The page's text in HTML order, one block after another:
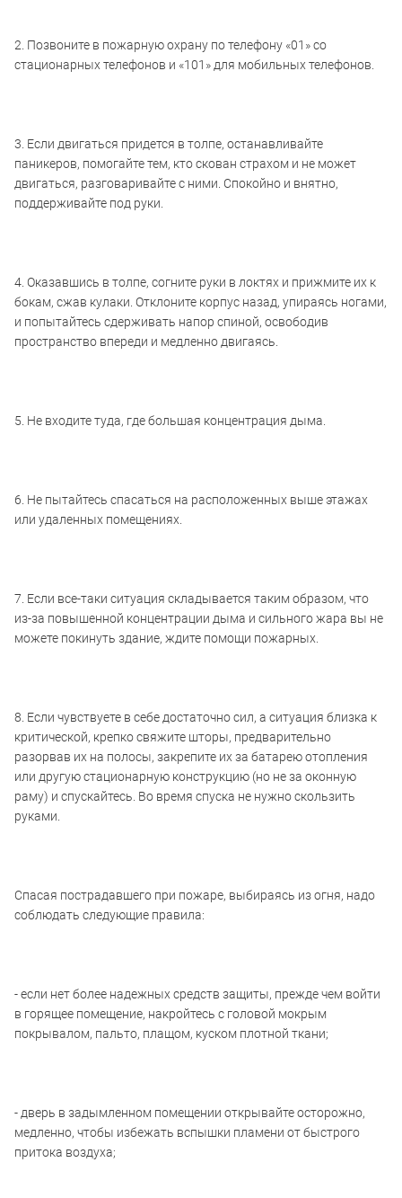
2. Позвоните в пожарную охрану по телефону «01» со
стационарных телефонов и «101» для мобильных телефонов.
3. Если двигаться придется в толпе, останавливайте
паникеров, помогайте тем, кто скован страхом и не может
двигаться, разговаривайте с ними. Спокойно и внятно,
поддерживайте под руки.
4. Оказавшись в толпе, согните руки в локтях и прижмите их к
бокам, сжав кулаки. Отклоните корпус назад, упираясь ногами,
и попытайтесь сдерживать напор спиной, освободив
пространство впереди и медленно двигаясь.
5. Не входите туда, где большая концентрация дыма.
6. Не пытайтесь спасаться на расположенных выше этажах
или удаленных помещениях.
7. Если все-таки ситуация складывается таким образом, что
из-за повышенной концентрации дыма и сильного жара вы не
можете покинуть здание, ждите помощи пожарных.
8. Если чувствуете в себе достаточно сил, а ситуация близка к
критической, крепко свяжите шторы, предварительно
разорвав их на полосы, закрепите их за батарею отопления
или другую стационарную конструкцию (но не за оконную
раму) и спускайтесь. Во время спуска не нужно скользить
руками.
Спасая пострадавшего при пожаре, выбираясь из огня, надо
соблюдать следующие правила:
- если нет более надежных средств защиты, прежде чем войти
в горящее помещение, накройтесь с головой мокрым
покрывалом, пальто, плащом, куском плотной ткани;
- дверь в задымленном помещении открывайте осторожно,
медленно, чтобы избежать вспышки пламени от быстрого
притока воздуха;